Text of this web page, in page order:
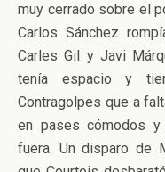
muy cerrado sobre el
Carlos Sánchez
Carles Gil y Javi
tenía espacio y
Contragolpes que a
en pases cómodos
fuera. Un disparo de